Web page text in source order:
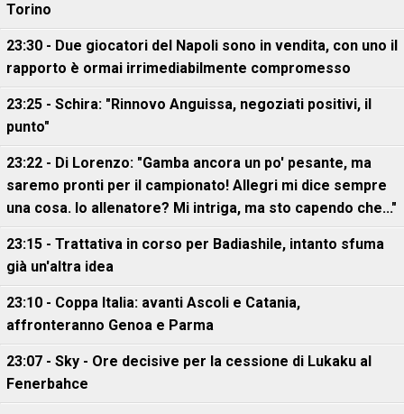
Torino
23:30 - Due giocatori del Napoli sono in vendita, con uno il
rapporto è ormai irrimediabilmente compromesso
23:25 - Schira: "Rinnovo Anguissa, negoziati positivi, il
punto"
23:22 - Di Lorenzo: "Gamba ancora un po' pesante, ma
saremo pronti per il campionato! Allegri mi dice sempre
una cosa. Io allenatore? Mi intriga, ma sto capendo che..."
23:15 - Trattativa in corso per Badiashile, intanto sfuma
già un'altra idea
23:10 - Coppa Italia: avanti Ascoli e Catania,
affronteranno Genoa e Parma
23:07 - Sky - Ore decisive per la cessione di Lukaku al
Fenerbahce